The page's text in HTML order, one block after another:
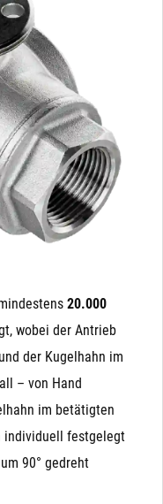
20.000
wobei der Antrieb
der Kugelhahn im
– von Hand
im betätigten
individuell festgelegt
90° gedreht